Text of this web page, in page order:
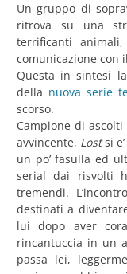
Un gruppo di
ritrova su una
terrificanti
comunicazione con
Questa in sintesi
della nuova serie
scorso.
Campione di
avvincente, Lostsi
un po’ fasulla ed
serial dai risvolti
tremendi.
destinati a
lui dopo aver
rincantuccia in un
passa lei,